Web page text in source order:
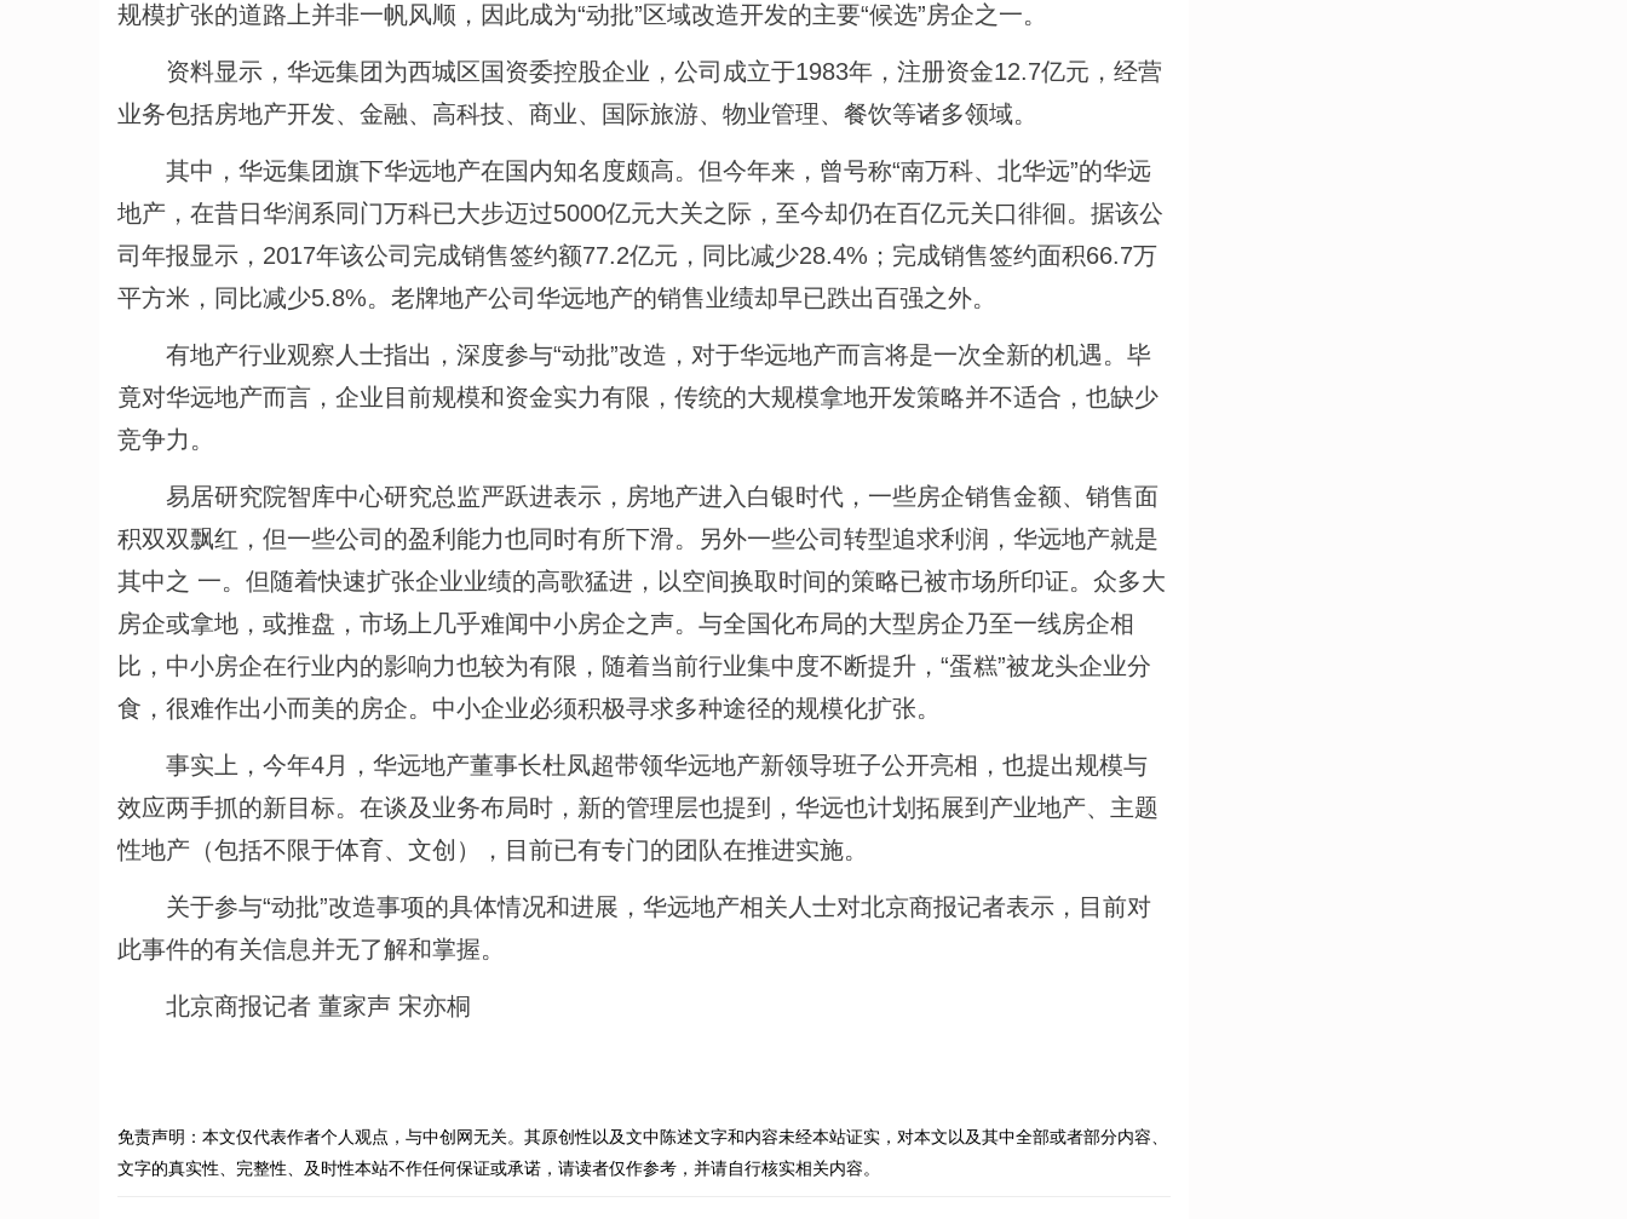
规模扩张的道路上并非一帆风顺，因此成为“动批”区域改造开发的主要“候选”房企之一。
资料显示，华远集团为西城区国资委控股企业，公司成立于1983年，注册资金12.7亿元，经营
业务包括房地产开发、金融、高科技、商业、国际旅游、物业管理、餐饮等诸多领域。
其中，华远集团旗下华远地产在国内知名度颇高。但今年来，曾号称“南万科、北华远”的华远
地产，在昔日华润系同门万科已大步迈过5000亿元大关之际，至今却仍在百亿元关口徘徊。据该公
司年报显示，2017年该公司完成销售签约额77.2亿元，同比减少28.4%；完成销售签约面积66.7万
平方米，同比减少5.8%。老牌地产公司华远地产的销售业绩却早已跌出百强之外。
有地产行业观察人士指出，深度参与“动批”改造，对于华远地产而言将是一次全新的机遇。毕
竟对华远地产而言，企业目前规模和资金实力有限，传统的大规模拿地开发策略并不适合，也缺少
竞争力。
易居研究院智库中心研究总监严跃进表示，房地产进入白银时代，一些房企销售金额、销售面
积双双飘红，但一些公司的盈利能力也同时有所下滑。另外一些公司转型追求利润，华远地产就是
其中之 一。但随着快速扩张企业业绩的高歌猛进，以空间换取时间的策略已被市场所印证。众多大
房企或拿地，或推盘，市场上几乎难闻中小房企之声。与全国化布局的大型房企乃至一线房企相
比，中小房企在行业内的影响力也较为有限，随着当前行业集中度不断提升，“蛋糕”被龙头企业分
食，很难作出小而美的房企。中小企业必须积极寻求多种途径的规模化扩张。
事实上，今年4月，华远地产董事长杜凤超带领华远地产新领导班子公开亮相，也提出规模与
效应两手抓的新目标。在谈及业务布局时，新的管理层也提到，华远也计划拓展到产业地产、主题
性地产（包括不限于体育、文创），目前已有专门的团队在推进实施。
关于参与“动批”改造事项的具体情况和进展，华远地产相关人士对北京商报记者表示，目前对
此事件的有关信息并无了解和掌握。
北京商报记者 董家声 宋亦桐
免责声明：本文仅代表作者个人观点，与中创网无关。其原创性以及文中陈述文字和内容未经本站证实，对本文以及其中全部或者部分内容、
文字的真实性、完整性、及时性本站不作任何保证或承诺，请读者仅作参考，并请自行核实相关内容。